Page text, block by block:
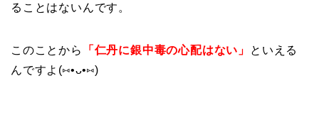
ることはないんです。
このことから 「仁丹に銀中毒の心配はない」
といえる
んですよ(⑅•ᴗ•⑅)